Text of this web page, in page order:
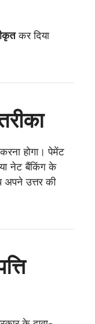
कर दिया
होगा। पेमेंट
नेट बैंकिंग के
अपने उत्तर की